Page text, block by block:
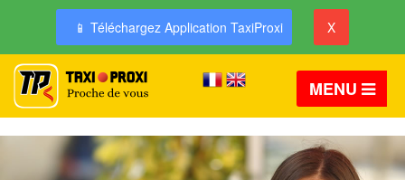
📱 Téléchargez Application TaxiProxi X
MENU